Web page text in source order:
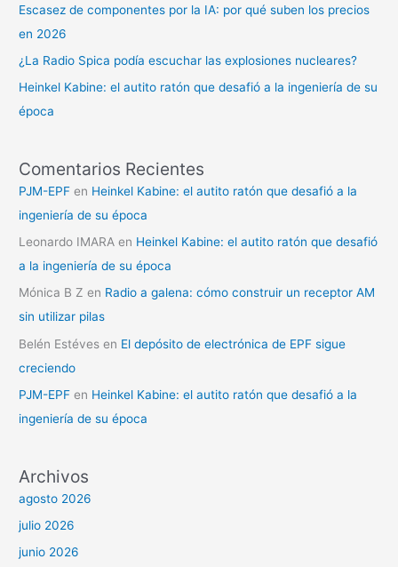
Escasez de componentes por la IA: por qué suben los precios
en 2026
¿La Radio Spica podía escuchar las explosiones nucleares?
Heinkel Kabine: el autito ratón que desafió a la ingeniería de su
época
Comentarios Recientes
PJM-EPF en Heinkel Kabine: el autito ratón que desafió a la
ingeniería de su época
Leonardo IMARA en Heinkel Kabine: el autito ratón que desafió
a la ingeniería de su época
Mónica B Z en Radio a galena: cómo construir un receptor AM
sin utilizar pilas
Belén Estéves en El depósito de electrónica de EPF sigue
creciendo
PJM-EPF en Heinkel Kabine: el autito ratón que desafió a la
ingeniería de su época
Archivos
agosto 2026
julio 2026
junio 2026